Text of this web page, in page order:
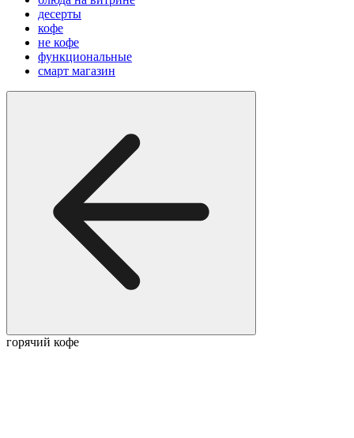
десерты
кофе
не кофе
функциональные
смарт магазин
горячий кофе